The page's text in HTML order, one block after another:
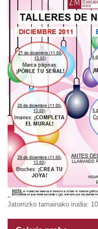
Jatorrizko tamainako irudia: